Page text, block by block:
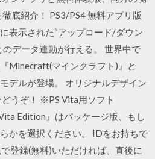
底紹介！ PS3/PS4 無料アプリ版
表示された“アップロード/ダウン
のデータ連動が行える。 世界中で
Minecraft(マインクラフト)』と
デルが登場。 オリジナルデザイン
うぞ！ ※PS Vita用ソフト
Edition』はパッケージ版、もし
かを選択ください。 IDをお持ちで
登録(無料)いただければ、直後に